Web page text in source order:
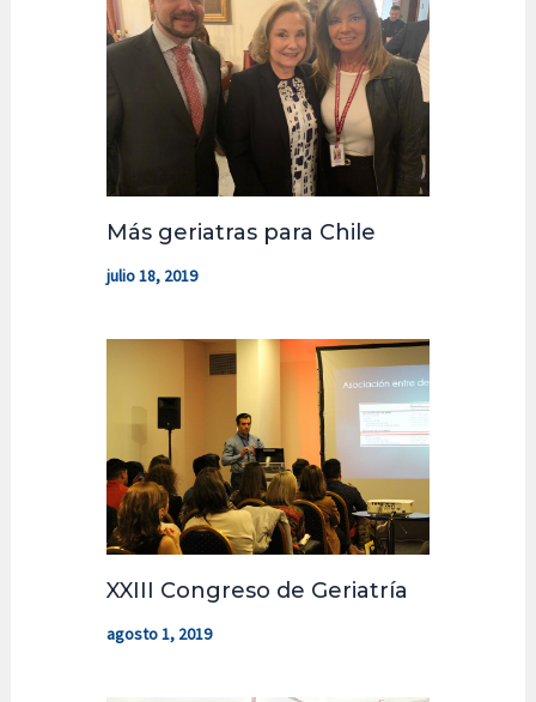
Más geriatras para Chile
julio 18, 2019
XXIII Congreso de Geriatría
agosto 1, 2019